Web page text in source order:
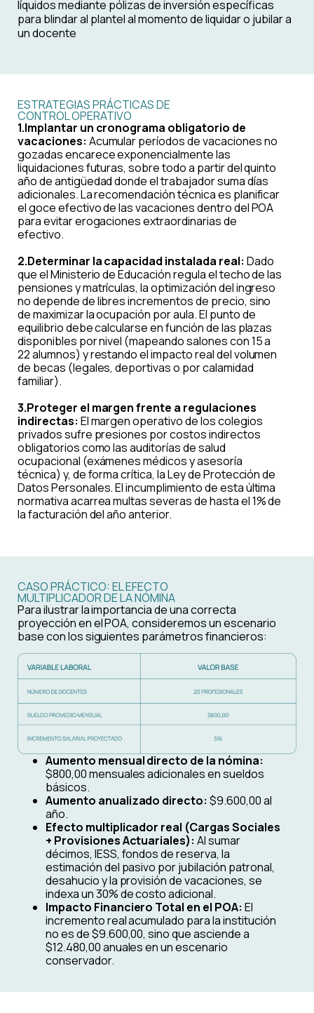
líquidos mediante pólizas de inversión específicas
para blindar al plantel al momento de liquidar o jubilar a
un docente
ESTRATEGIAS PRÁCTICAS DE
CONTROL OPERATIVO
1.Implantar un cronograma obligatorio de
vacaciones: Acumular períodos de vacaciones no
gozadas encarece exponencialmente las
liquidaciones futuras, sobre todo a partir del quinto
año de antigüedad donde el trabajador suma días
adicionales. La recomendación técnica es planificar
el goce efectivo de las vacaciones dentro del POA
para evitar erogaciones extraordinarias de
efectivo.
2.Determinar la capacidad instalada real: Dado
que el Ministerio de Educación regula el techo de las
pensiones y matrículas, la optimización del ingreso
no depende de libres incrementos de precio, sino
de maximizar la ocupación por aula. El punto de
equilibrio debe calcularse en función de las plazas
disponibles por nivel (mapeando salones con 15 a
22 alumnos) y restando el impacto real del volumen
de becas (legales, deportivas o por calamidad
familiar).
3.Proteger el margen frente a regulaciones
indirectas: El margen operativo de los colegios
privados sufre presiones por costos indirectos
obligatorios como las auditorías de salud
ocupacional (exámenes médicos y asesoría
técnica) y, de forma crítica, la Ley de Protección de
Datos Personales. El incumplimiento de esta última
normativa acarrea multas severas de hasta el 1% de
la facturación del año anterior.
CASO PRÁCTICO: EL EFECTO
MULTIPLICADOR DE LA NÓMINA
Para ilustrar la importancia de una correcta
proyección en el POA, consideremos un escenario
base con los siguientes parámetros financieros:
Aumento mensual directo de la nómina:
$800,00 mensuales adicionales en sueldos
básicos.
Aumento anualizado directo: $9.600,00 al
año.
Efecto multiplicador real (Cargas Sociales
+ Provisiones Actuariales): Al sumar
décimos, IESS, fondos de reserva, la
estimación del pasivo por jubilación patronal,
desahucio y la provisión de vacaciones, se
indexa un 30% de costo adicional.
Impacto Financiero Total en el POA: El
incremento real acumulado para la institución
no es de $9.600,00, sino que asciende a
$12.480,00 anuales en un escenario
conservador.